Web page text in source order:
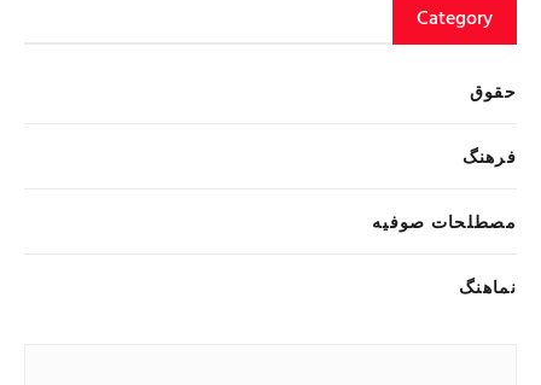
Category
حقوق
فرهنگ
مصطلحات صوفیه
نماهنگ